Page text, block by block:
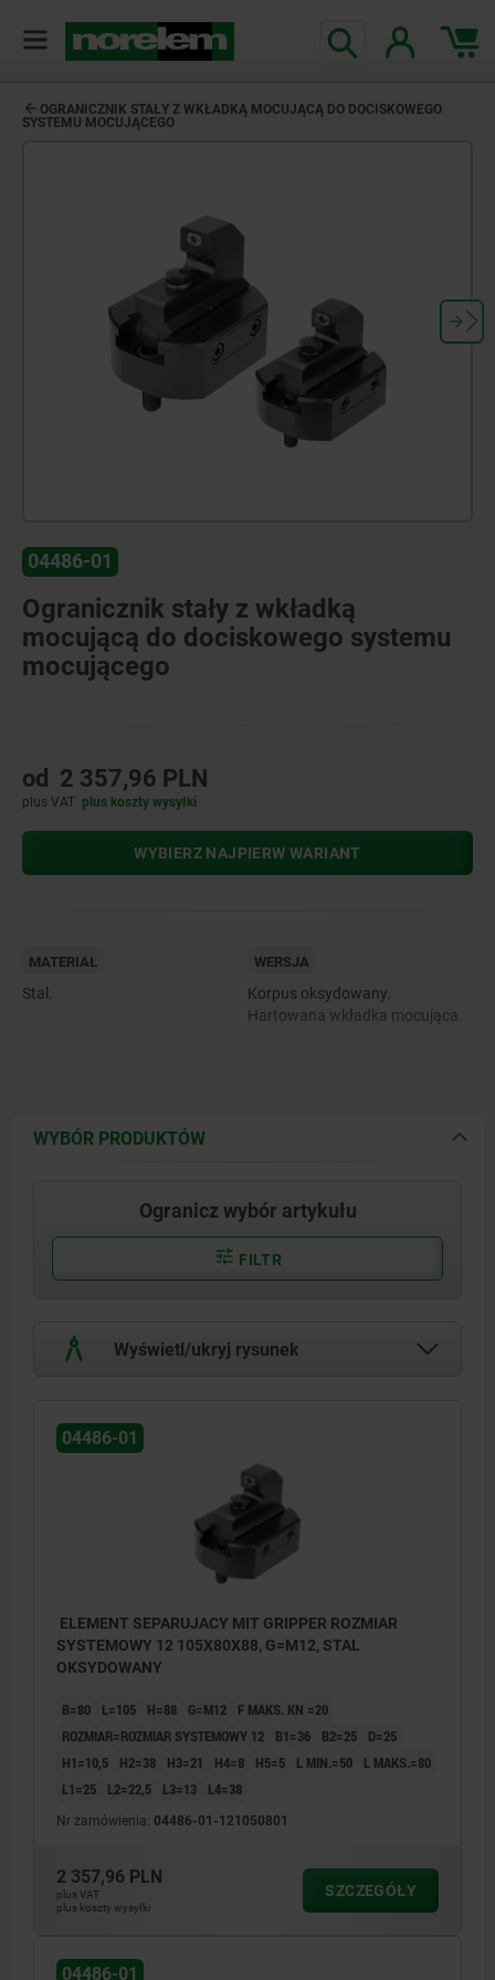
OGRANICZNIK STAŁY Z WKŁADKĄ MOCUJĄCĄ DO DOCISKOWEGO
SYSTEMU MOCUJĄCEGO
04486-01
Ogranicznik stały z wkładką
mocującą do dociskowego systemu
mocującego
od 2 357,96 PLN
plus VAT plus koszty wysyłki
WYBIERZ NAJPIERW WARIANT
MATERIAŁ
Stal.
WERSJA
Korpus oksydowany.
Hartowana wkładka mocująca.
WYBÓR PRODUKTÓW
Ogranicz wybór artykułu
FILTR
Wyświetl/ukryj rysunek
04486-01
ELEMENT SEPARUJACY MIT GRIPPER ROZMIAR
SYSTEMOWY 12 105X80X88, G=M12, STAL
OKSYDOWANY
B=80 L=105 H=88 G=M12
F MAKS. KN =20
ROZMIAR=ROZMIAR SYSTEMOWY 12
B1=36 B2=25
D=25
H1=10,5
H2=38 H3=21 H4=8 H5=5 L MIN.=50
L MAKS.=80
L1=25
L2=22,5 L3=13 L4=38
Nr zamówienia: 04486-01-121050801
2 357,96 PLN
plus VAT
plus koszty wysyłki
SZCZEGÓŁY
04486-01